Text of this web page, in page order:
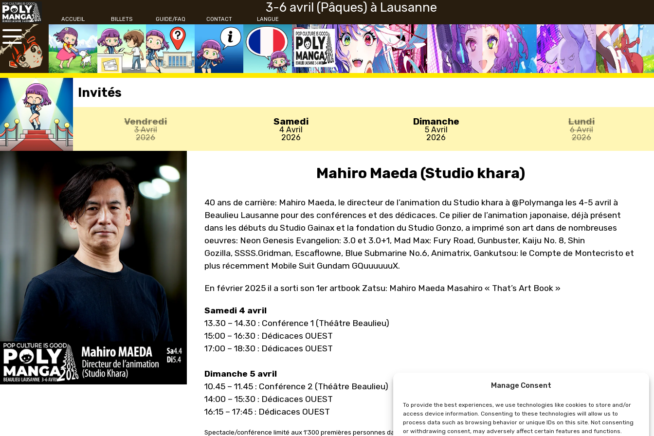
Manage Consent
To provide the best experiences, we use technologies like cookies to store and/or
access device information. Consenting to these technologies will allow us to
process data such as browsing behavior or unique IDs on this site. Not consenting
or withdrawing consent, may adversely affect certain features and functions.
3-6 avril (Pâques) à Lausanne
LANGUE
ACCUEIL BILLETS GUIDE/FAQ CONTACT
Invités
Vendredi
3 Avril
2026
Samedi
4 Avril
2026
Dimanche
5 Avril
2026
Lundi
6 Avril
2026
Mahiro Maeda (Studio khara)
40 ans de carrière: Mahiro Maeda, le directeur de l’animation du Studio khara à @Polymanga les 4-5 avril à
Beaulieu Lausanne pour des conférences et des dédicaces. Ce pilier de l’animation japonaise, déjà présent
dans les débuts du Studio Gainax et la fondation du Studio Gonzo, a imprimé son art dans de nombreuses
oeuvres: Neon Genesis Evangelion: 3.0 et 3.0+1, Mad Max: Fury Road, Gunbuster, Kaiju No. 8, Shin
Gozilla, SSSS.Gridman, Escaflowne, Blue Submarine No.6, Animatrix, Gankutsou: le Compte de Montecristo et
plus récemment Mobile Suit Gundam GQuuuuuuX.
En février 2025 il a sorti son 1er artbook Zatsu: Mahiro Maeda Masahiro « That’s Art Book »
Samedi 4 avril
13.30 – 14.30 : Conférence 1 (Théâtre Beaulieu)
15:00 – 16:30 : Dédicaces OUEST
17:00 – 18:30 : Dédicaces OUEST
Dimanche 5 avril
10.45 – 11.45 : Conférence 2 (Théâtre Beaulieu)
14:00 – 15:30 : Dédicaces OUEST
16:15 – 17:45 : Dédicaces OUEST
Spectacle/conférence limité aux 1’300 premières personnes dans la file d’attente du théâtre avant le début du bloc horaire. Nombre de